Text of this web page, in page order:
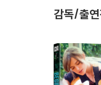
감독/출